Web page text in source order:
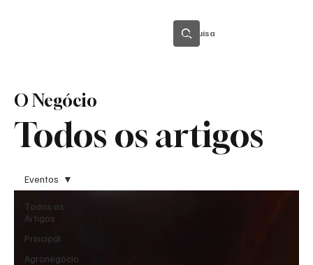
Pesquisa
Todos os artigos
O Negócio
Todos os
Artigos
Principal
Agronegócio
Eventos